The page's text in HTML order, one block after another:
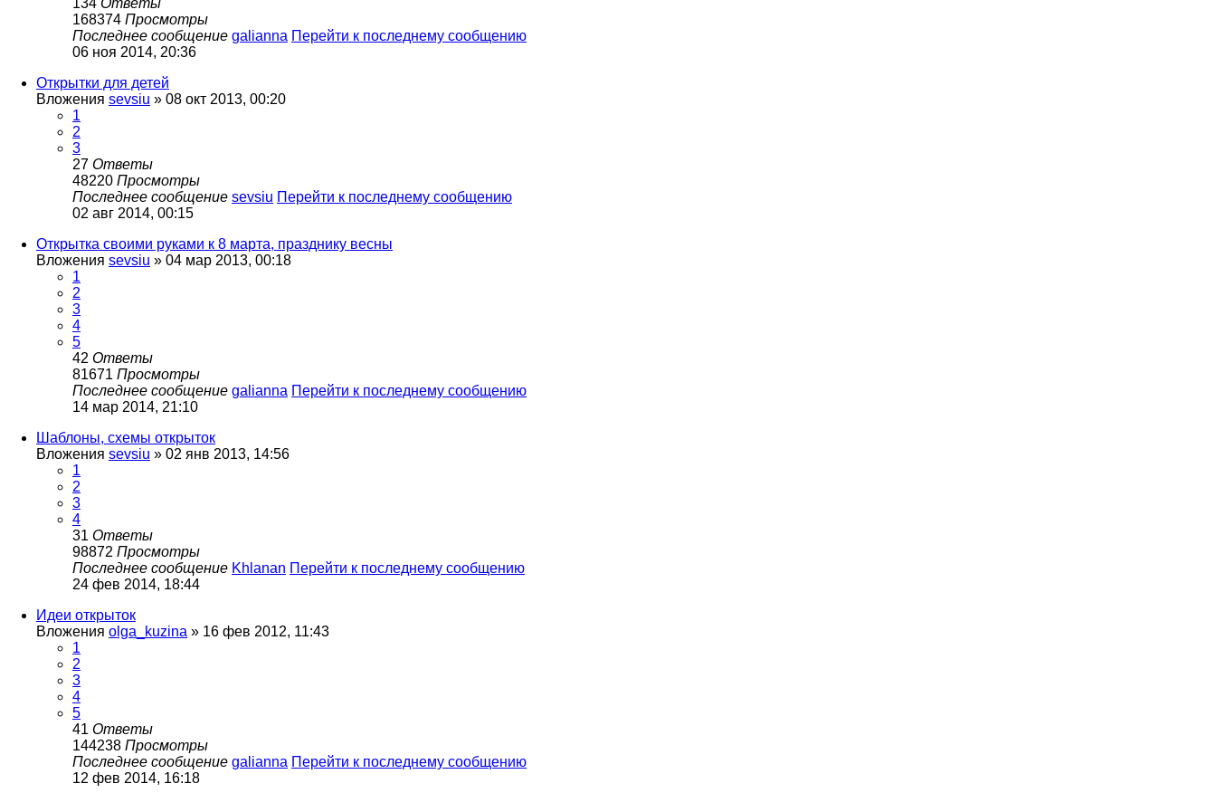
168374 Просмотры
Последнее сообщение galianna Перейти к последнему сообщению
06 ноя 2014, 20:36
Открытки для детей
Вложения sevsiu » 08 окт 2013, 00:20
1
2
3
27 Ответы
48220 Просмотры
Последнее сообщение sevsiu Перейти к последнему сообщению
02 авг 2014, 00:15
Открытка своими руками к 8 марта, празднику весны
Вложения sevsiu » 04 мар 2013, 00:18
1
2
3
4
5
42 Ответы
81671 Просмотры
Последнее сообщение galianna Перейти к последнему сообщению
14 мар 2014, 21:10
Шаблоны, схемы открыток
Вложения sevsiu » 02 янв 2013, 14:56
1
2
3
4
31 Ответы
98872 Просмотры
Последнее сообщение Khlanan Перейти к последнему сообщению
24 фев 2014, 18:44
Идеи открыток
Вложения olga_kuzina » 16 фев 2012, 11:43
1
2
3
4
5
41 Ответы
144238 Просмотры
Последнее сообщение galianna Перейти к последнему сообщению
12 фев 2014, 16:18